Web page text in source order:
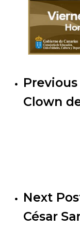
Clown
Next
César